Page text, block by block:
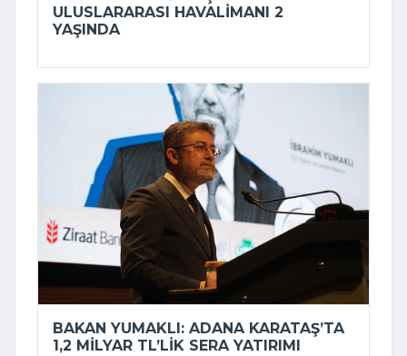
ULUSLARARASI HAVALIMANI 2
YAŞINDA
BAKAN YUMAKLI: ADANA KARATAŞ’TA
1,2 MILYAR TL’LIK SERA YATIRIMI